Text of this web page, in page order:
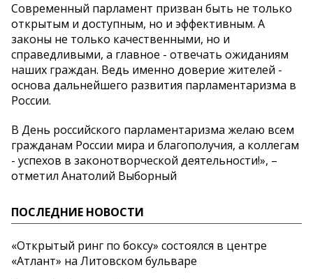
Современный парламент призван быть не только
открытым и доступным, но и эффективным. А
законы не только качественными, но и
справедливыми, а главное - отвечать ожиданиям
наших граждан. Ведь именно доверие жителей -
основа дальнейшего развития парламентаризма в
России.
В День российского парламентаризма желаю всем
гражданам России мира и благополучия, а коллегам
- успехов в законотворческой деятельности!», –
отметил Анатолий Выборный
ПОСЛЕДНИЕ НОВОСТИ
«Открытый ринг по боксу» состоялся в центре
«Атлант» на Литовском бульваре